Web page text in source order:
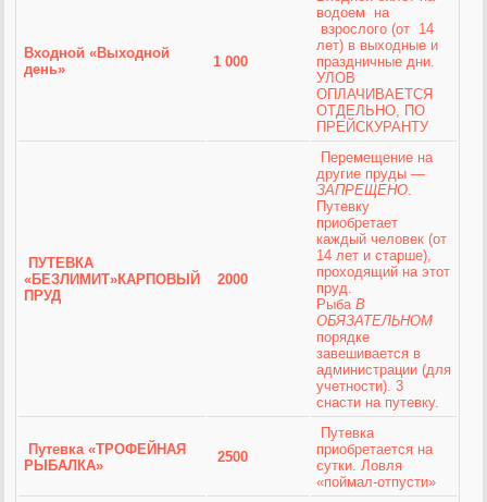
Входной «Выходной
день»
1 000
водоем на
взрослого (от 14
лет) в выходные и
праздничные дни.
УЛОВ
ОПЛАЧИВАЕТСЯ
ОТДЕЛЬНО, ПО
ПРЕЙСКУРАНТУ
ПУТЕВКА
«БЕЗЛИМИТ»КАРПОВЫЙ
ПРУД
2000
Перемещение на
другие пруды —
ЗАПРЕЩЕНО
Путевку
приобретает
каждый человек (от
14 лет и старше),
проходящий на этот
пруд.
РыбаВ
ОБЯЗАТЕЛЬНОМ
порядке
завешивается в
администрации (для
учетности). 3
снасти на путевку.
Путевка «ТРОФЕЙНАЯ
РЫБАЛКА»
2500
Путевка
приобретается на
сутки. Ловля
«поймал-отпусти»